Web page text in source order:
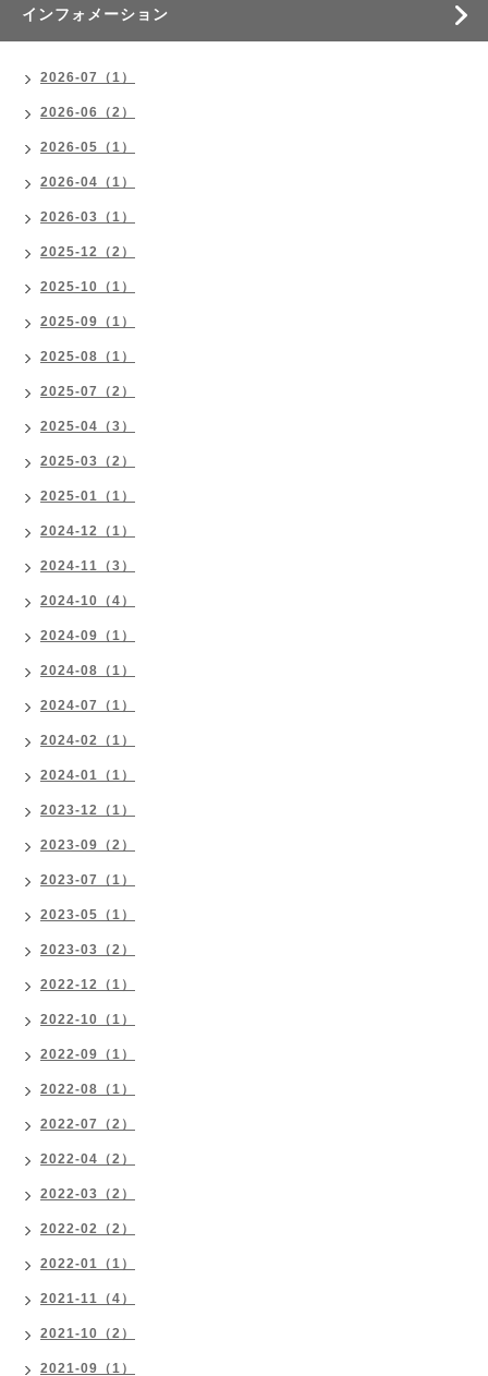
インフォメーション
2026-07（1）
2026-06（2）
2026-05（1）
2026-04（1）
2026-03（1）
2025-12（2）
2025-10（1）
2025-09（1）
2025-08（1）
2025-07（2）
2025-04（3）
2025-03（2）
2025-01（1）
2024-12（1）
2024-11（3）
2024-10（4）
2024-09（1）
2024-08（1）
2024-07（1）
2024-02（1）
2024-01（1）
2023-12（1）
2023-09（2）
2023-07（1）
2023-05（1）
2023-03（2）
2022-12（1）
2022-10（1）
2022-09（1）
2022-08（1）
2022-07（2）
2022-04（2）
2022-03（2）
2022-02（2）
2022-01（1）
2021-11（4）
2021-10（2）
2021-09（1）